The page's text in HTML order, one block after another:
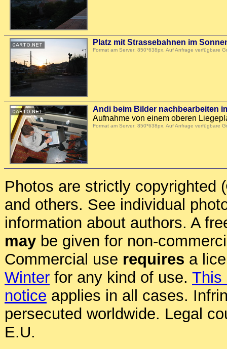
Platz mit Strassebahnen im
Format am Server: 850*638px. Auf Anfrage verfügbare
Andi beim Bilder nachbearbeiten
Aufnahme von einem oberen
Format am Server: 850*638px. Auf Anfrage verfügbare
Photos are strictly copyrighted
and others. See individual
information about authors. A
may be given for non-
Commercial use requires a
Winter for any kind of use. This
notice applies in all cases.
persecuted worldwide. Legal
E.U.